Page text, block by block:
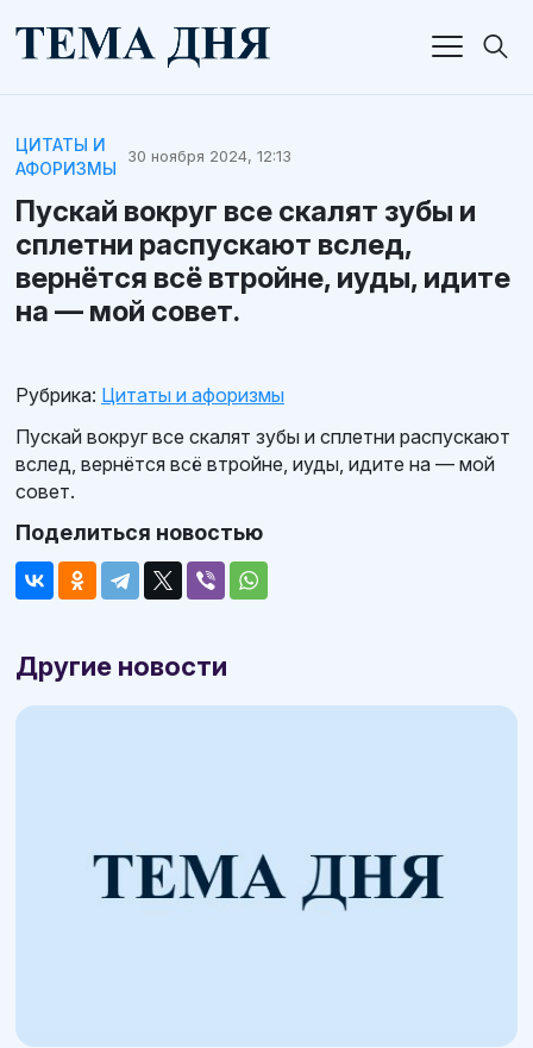
ЦИТАТЫ И
АФОРИЗМЫ
30 ноября 2024, 12:13
Пускай вокруг все скалят зубы и
сплетни распускают вслед,
вернётся всё втройне, иуды, идите
на — мой совет.
Рубрика: Цитаты и афоризмы
Пускай вокруг все скалят зубы и сплетни распускают
вслед, вернётся всё втройне, иуды, идите на — мой
совет.
Поделиться новостью
Другие новости